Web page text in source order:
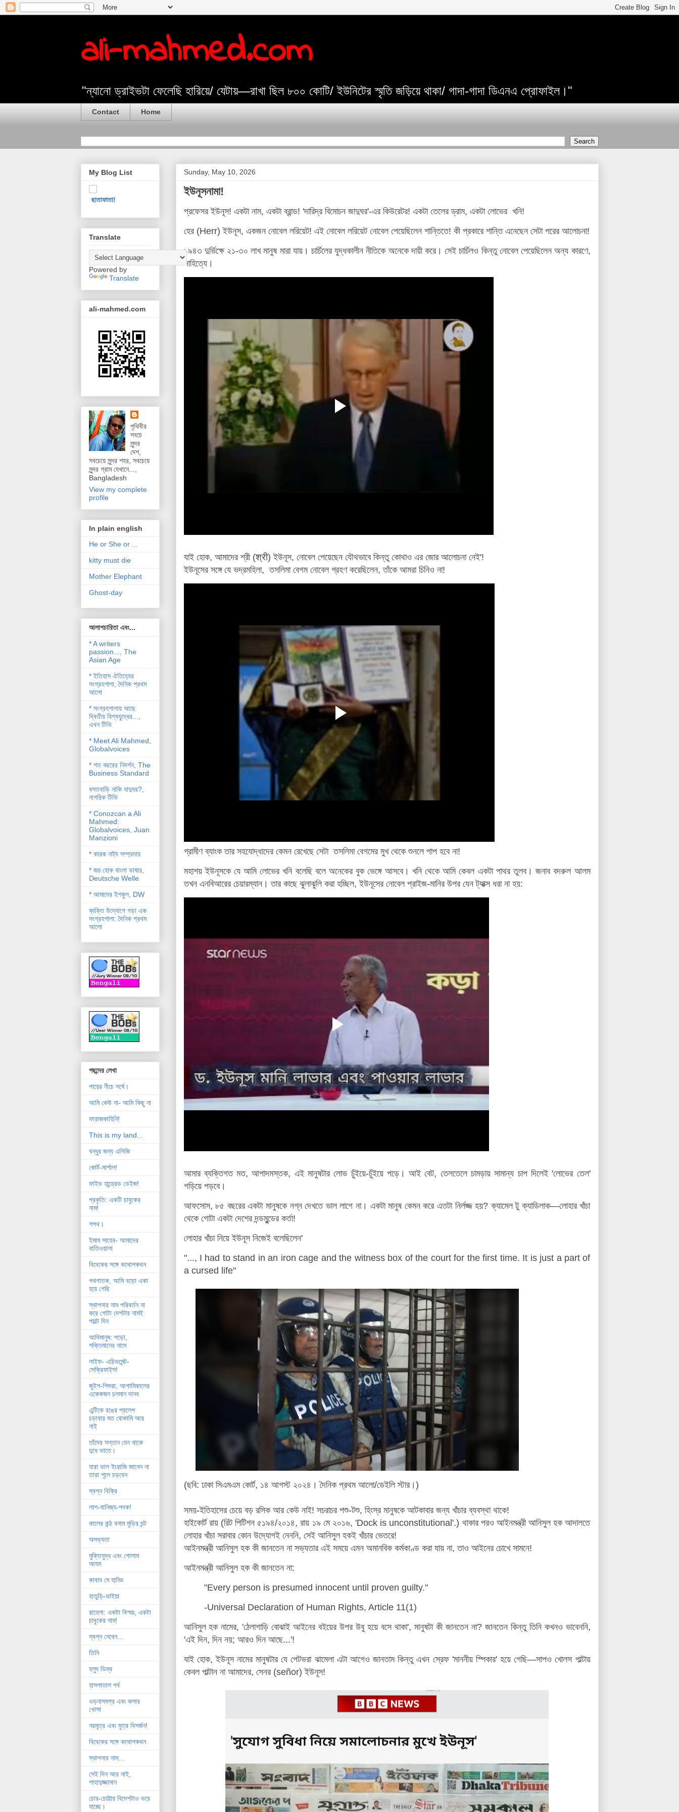
ali-mahmed.com
"ন্যানো ড্রাইভটা ফেলেছি হারিয়ে/ যেটায়—রাখা ছিল ৮০০ কোটি/ ইউনিটের স্মৃতি জড়িয়ে থাকা/ গাদা-গাদা ডিএনএ প্রোফাইল।"
Contact Home
Sunday, May 10, 2026
ইউনূসনামা!
প্রফেসর ইউনূস! একটা নাম, একটা ব্রান্ড! 'দারিদ্র বিমোচন জাদুঘর'-এর কিউরেটর! একটা তেলের ড্রাম, একটা লোভের খনি!
হের (Herr) ইউনূস, একজন নোবেল লরিয়েট! এই নোবেল লরিয়েট নোবেল পেয়েছিলেন শান্তিতে! কী প্রকারে শান্তি এনেছেন সেটা পরের আলোচনা!
১৯৪৩ দুর্ভিক্ষে ২১-৩০ লাখ মানুষ মারা যায়। চার্চিলের যুদ্ধকালীন নীতিকে অনেকে দায়ী করে। সেই চার্চিলও কিন্তু নোবেল পেয়েছিলেন অন্য কারণে,
সাহিত্যে।
যাই হোক, আমাদের শ্রী (श्री) ইউনূস, নোবেল পেয়েছেন যৌথভাবে কিন্তু কোথাও এর জোর আলোচনা নেই'!
ইউনূসের সঙ্গে যে ভদ্রমহিলা, তসলিমা বেগম নোবেল গ্রহণ করেছিলেন, তাঁকে আমরা চিনিও না!
গ্রামীণ ব্যাংক তার সহযোদ্ধাদের কেমন রেখেছে সেটা তসলিমা বেগমের মুখ থেকে শুনলে পাপ হবে না!
মহাশয় ইউনূসকে যে আমি লোভের খনি বলেছি বলে অনেকের বুক ভেঙ্গে আসবে। খনি থেকে আমি কেবল একটা পাথর তুলব। জনাব বদরুল আলম
তখন এনবিআরের চেয়ারম্যান। তার কাছে ঝুলাঝুলি করা হচ্ছিল, ইউনূসের নোবেল প্রাইজ-মানির উপর যেন ট্যাক্স ধরা না হয়:
আমার ব্যক্তিগত মত, আপাদমস্তক, এই মানুষটার লোভ চুঁইয়ে-চুঁইয়ে পড়ে। আই বেট, তেলতেলে চামড়ায় সামান্য চাপ দিলেই 'লোভের তেল'
গড়িয়ে পড়বে।
আফসোস, ৮৫ বছরের একটা মানুষকে নগ্ন দেখতে ভাল লাগে না। একটা মানুষ কেমন করে এতটা নির্লজ্জ হয়? ক্যামেল টু ক্যাডিলাক—লোহার খাঁচা
থেকে গোটা একটা দেশের দন্ডমুন্ডের কর্তা!
লোহার খাঁচা নিয়ে ইউনূস নিজেই বলেছিলেন'
"..., I had to stand in an iron cage and the witness box of the court for the first time. It is just a part of
a cursed life"
(ছবি: ঢাকা সিএমএম কোর্ট, ১৪ আগস্ট ২০২৪। দৈনিক প্রথম আলো/ডেইলি স্টার।)
সময়-ইতিহাসের চেয়ে বড় রসিক আর কেউ নাই! সচরাচর পশু-টশু, হিংস্র মানুষকে আটকাবার জন্য খাঁচার ব্যবস্থা থাকে!
হাইকোর্ট রায় (রিট পিটিশন ৫১৯৪/২০১৪, রায় ১৯ মে ২০১৬, 'Dock is unconstitutional'.) থাকার পরও আইনমন্ত্রী আনিসুল হক আদালতে
লোহার খাঁচা সরাবার কোন উদ্যোগই নেননি, সেই আনিসুল হকই খাঁচার ভেতরে!
আইনমন্ত্রী আনিসুল হক কী জানতেন না সভ্যতার এই সময়ে এমন অমানবিক কর্মকাণ্ড করা যায় না, তাও আইনের চোখে সামনে!
আইনমন্ত্রী আনিসুল হক কী জানতেন না:
"Every person is presumed innocent until proven guilty."
-Universal Declaration of Human Rights, Article 11(1)
আনিসুল হক নামের, 'ঠেলাগাড়ি বোঝাই আইনের বইয়ের উপর উবু হয়ে বসে থাকা', মানুষটা কী জানতেন না? জানতেন কিন্তু তিনি কখনও ভাবেননি,
'এই দিন, দিন নয়; আরও দিন আছে...'!
যাই হোক, ইউনূস নামের মানুষটার যে পেটভরা ঝামেলা এটা আগেও জানতাম কিন্তু এখন স্রেফ 'মাননীয় স্পিকার' হয়ে গেছি—সাপও খোলস পাল্টায়
কেবল পাল্টান না আমাদের, সেনর (señor)ইউনূস!
My Blog List
ছাতাফাতা!
Translate
Powered by
Translate
ali-mahmed.com
পৃথিবীর
সবচে
সুন্দর
দেশ,
সবচেয়ে সুন্দর শহর, সবচেয়ে
সুন্দর গ্রাম যেখানে...,
Bangladesh
View my complete
profile
In plain english
He or She or ...
kitty must die
Mother Elephant
Ghost-day
আলাপচারিতা এবং...
* A writers
passion..., The
Asian Age
* ইতিহাস ঐতিহ্যের
সংগ্রহশালা, দৈনিক প্রথম
আলো
* সংগ্রহশালায় আছে
দ্বিতীয় বিশ্বযু্দ্ধের...,
এখন টিভি
* Meet Ali Mahmed,
Globalvoices
* শত বছরের নিদর্শন, The
Business Standard
বসতবাড়ি নাকি যাদুঘর?,
নাগরিক টিভি
* Conozcan a Ali
Mahmed:
Globalvoices, Juan
Manzioni
* কারক নাট্য সম্প্রদায়
* জয় হোক বাংলা ভাষার,
Deutsche Welle
* আমাদের ইশকুল, DW
ব্যক্তি উদ্যোগে গড়া এক
সংগ্রহশালা: দৈনিক প্রথম
আলো
পছন্দের লেখা
পায়ের নীচে সর্ষে।
আমি কেউ না- আমি কিছু না
ফারাজকাহিনি!
This is my land...
বন্ধুর জন্য এলিজি
কোর্ট-মার্শাল!
ফাইভ হান্ড্রেড ডেইজ!
প্রকৃতি: একটি চাবুকের
নাম!
শপথ।
ইমাম সাহেব- আমাদের
বাতিওয়ালা
বিবেকের সঙ্গে কথোপকথন
পথগাতক, আমি বড়ো একা
হয়ে গেছি
স্থাপনার নাম পরিবর্তন না
করে গোটা দেশটার নামই
পাল্টে দিন
আদিমানুষ: পড়ো,
শক্তিমানের নামে
লাইফ- এচিভমেন্ট-
সেক্রিফাইস!
জুইশ-শিশুরা, আগামিকালের
একেকজন চলমান দানব
এন্টিকে রঙের প্রলেপ
চড়াবার মত বোকামি আর
নাই
তাঁদের সন্তান যেন থাকে
দুধে ভাতে।
যারা ভাল ইংরাজি জানেন না
তারা শূলে চড়বেন
স্বপ্ন বিক্রি
লাশ-বানিজ্য-পদক!
কালের কন্ঠ বনাম মুড়ির ঘন্ট
অসভ্যতা
মুক্তিযুদ্ধ এবং গোলাম
আযম
কাবাব মে হাড্ডি
হাতুড়ি-ভাইয়া
রাহেলা: একটা বিস্ময়, একটা
চাবুকের নাম!
স্বপ্ন নেবেন...
তিনি
হলুদ ডিম্ব
হাসপাতাল পর্ব
ওড়নাসমগ্র এবং কলার
খোসা
নরমূত্র এবং মুত্র বিসর্জন!
বিবেকের সঙ্গে কথোপকথন
স্থাপনার নাম...
সেই দিন আর নাই,
শাহাদুজ্জামান
চোর-চোট্টায় বিদেশটাও ভরে
যাচ্ছে।